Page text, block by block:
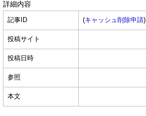
詳細内容
記事ID (キャッシュ削除申請)
投稿サイト
投稿日時
参照
本文